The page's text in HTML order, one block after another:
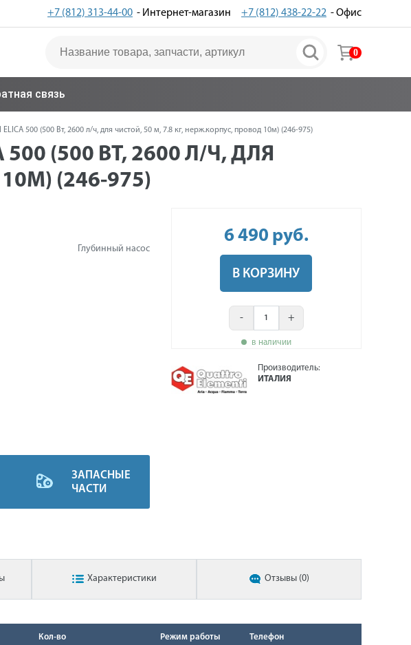
+7 (812) 313-44-00 - Интернет-магазин +7 (812) 438-22-22 - Офис
0
связь
ELICA 500 (500 Вт, 2600 л/ч, для чистой, 50 м, 7.8 кг, нерж.корпус, провод 10м) (246-975)
500 (500 ВТ, 2600 Л/Ч, ДЛЯ
(246-975)
Глубинный насос
ЗАПАСНЫЕ
ЧАСТИ
6 490 руб.
В КОРЗИНУ
- +
в наличии
Производитель:
ИТАЛИЯ
Характеристики Отзывы (0)
Кол-во Режим работы Телефон